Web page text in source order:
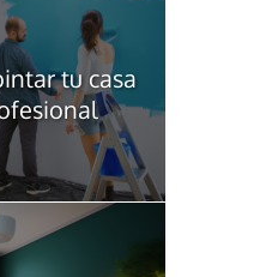
tu casa